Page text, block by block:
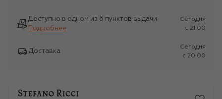
Доступно в одном из 6 пунктов выдачи
Подробнее
Сегодня
c 21:00
Доставка
Сегодня
c 20:00